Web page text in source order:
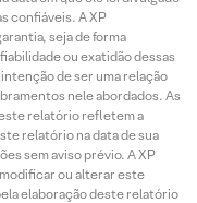
confiáveis. A XP
seja de forma
ou exatidão dessas
de ser uma relação
nele abordados. As
relatório refletem a
relatório na data de sua
sem aviso prévio. A XP
ou alterar este
elaboração deste relatório